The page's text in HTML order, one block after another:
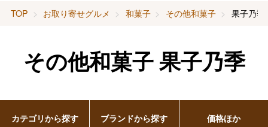
TOP お取り寄せグルメ 和菓子 その他和菓子 果子乃季
その他和菓子 果子乃季
カテゴリから探す ブランドから探す 価格ほか